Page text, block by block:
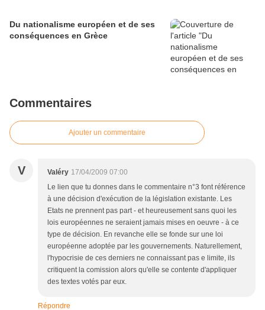
Du nationalisme européen et de ses
conséquences en Grèce
Commentaires
Ajouter un commentaire
V Valéry 17/04/2009 07:00
Le lien que tu donnes dans le commentaire n°3 font référence
à une décision d'exécution de la législation existante. Les
Etats ne prennent pas part - et heureusement sans quoi les
lois européennes ne seraient jamais mises en oeuvre - à ce
type de décision. En revanche elle se fonde sur une loi
européenne adoptée par les gouvernements. Naturellement,
l'hypocrisie de ces derniers ne connaissant pas e limite, ils
critiquent la comission alors qu'elle se contente d'appliquer
des textes votés par eux.
Répondre